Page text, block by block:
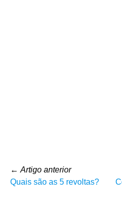
← Artigo anterior
Quais são as 5 revoltas?